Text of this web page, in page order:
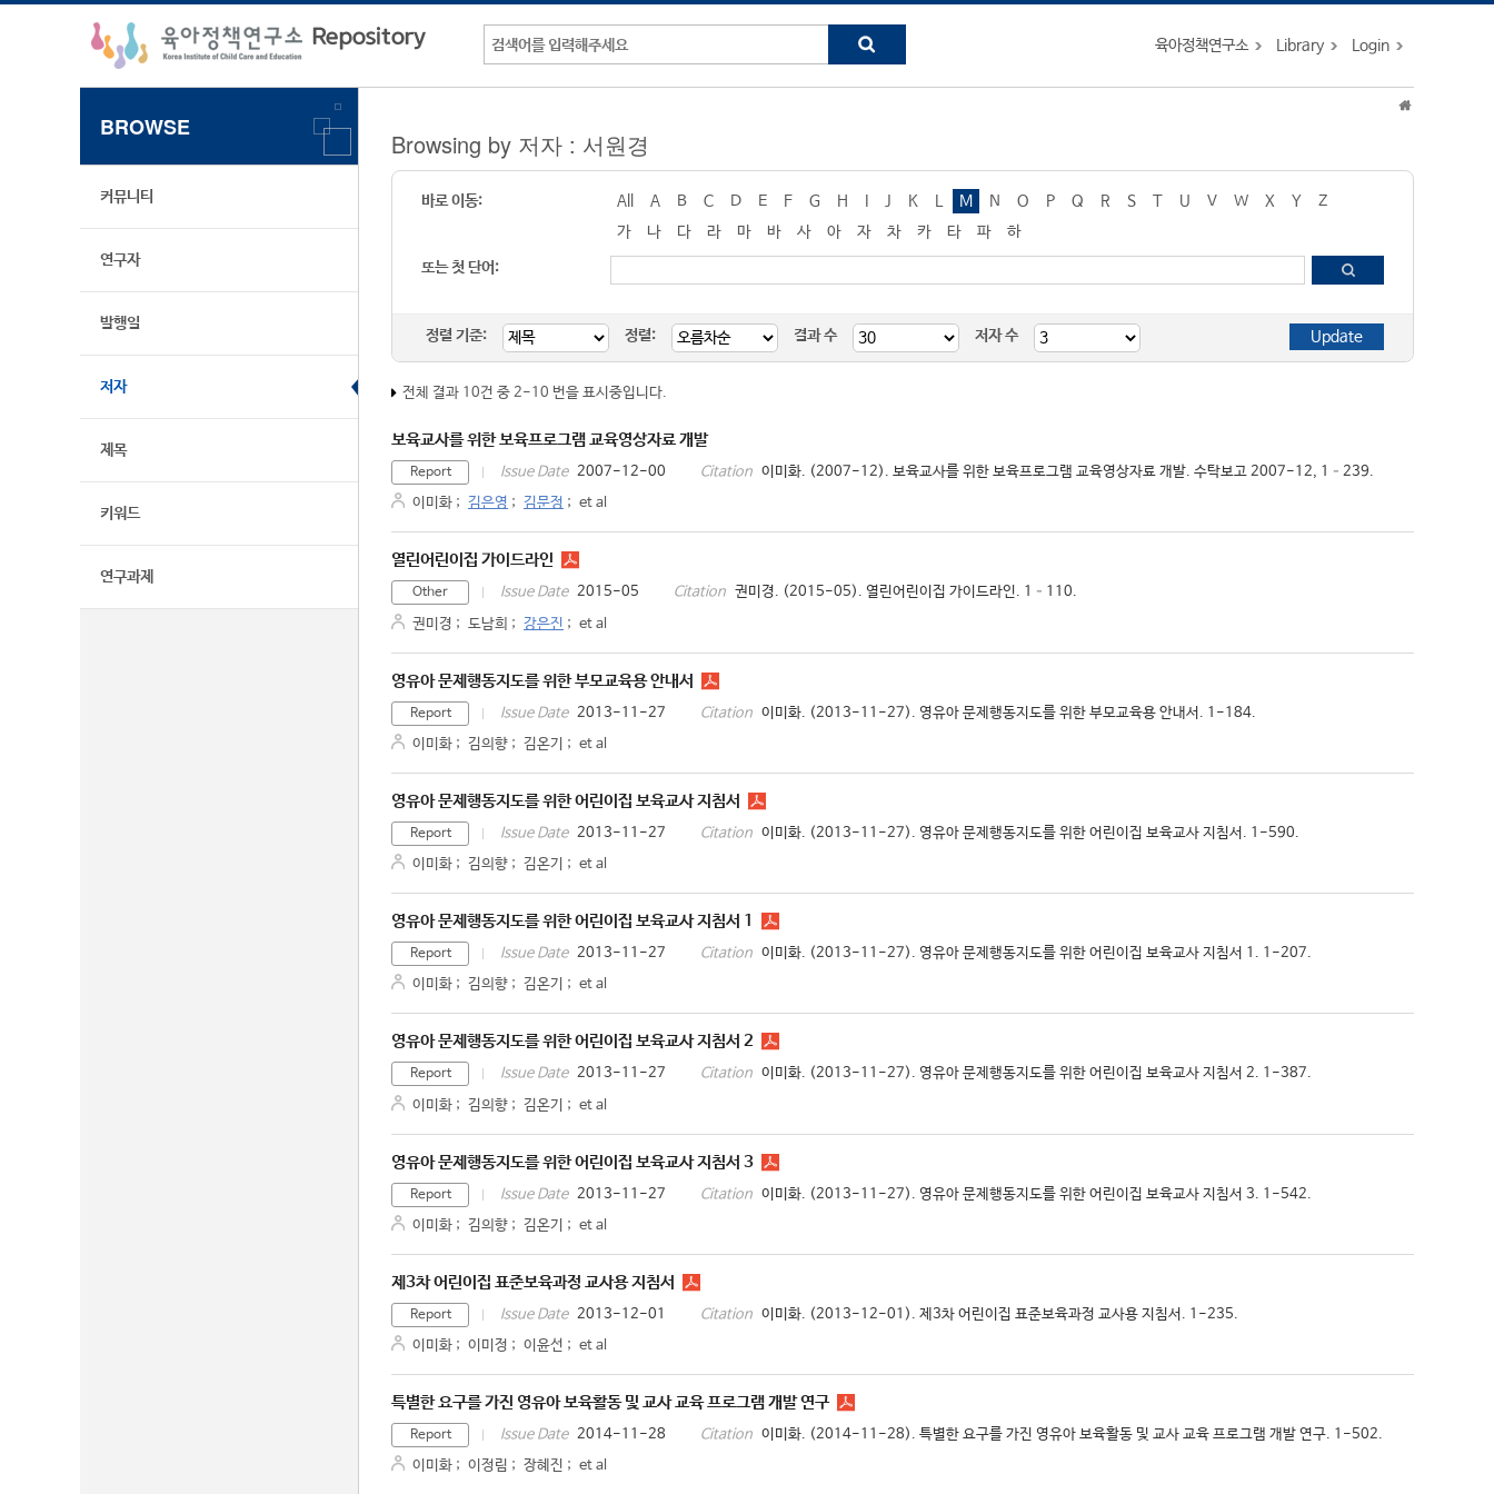
육아정책연구소 Library Login
BROWSE
커뮤니티
연구자
발행일
저자
제목
키워드
연구과제
Browsing by 저자 : 서원경
바로 이동: All A B C D E F G H J K M N O P Q R S T U V W X Y
Z
가
나 다 라 마 바 사 아 자 차 카 타 파
하
또는 첫 단어:
정렬 기준: 정렬: 결과 수 저자 수
전체 결과 10건 중 2-10 번을 표시중입니다.
보육교사를 위한 보육프로그램 교육영상자료 개발
Report Issue Date 2007-12-00 Citation 이미화. (2007-12). 보육교사를 위한 보육프로그램 교육영상자료 개발. 수탁보고 2007-12, 1–239.
이미화 ; 김은영 ; 김문정 ; et al
열린어린이집 가이드라인
Other Issue Date 2015-05 Citation 권미경. (2015-05). 열린어린이집 가이드라인. 1–110.
권미경 ; 도남희 ; 강은진 ; et al
영유아 문제행동지도를 위한 부모교육용 안내서
Report Issue Date 2013-11-27 Citation 이미화. (2013-11-27). 영유아 문제행동지도를 위한 부모교육용 안내서. 1-184.
이미화 ; 김의향 ; 김온기 ; et al
영유아 문제행동지도를 위한 어린이집 보육교사 지침서
Report Issue Date 2013-11-27 Citation 이미화. (2013-11-27). 영유아 문제행동지도를 위한 어린이집 보육교사 지침서. 1-590.
이미화 ; 김의향 ; 김온기 ; et al
영유아 문제행동지도를 위한 어린이집 보육교사 지침서 1
Report Issue Date 2013-11-27 Citation 이미화. (2013-11-27). 영유아 문제행동지도를 위한 어린이집 보육교사 지침서 1. 1-207.
이미화 ; 김의향 ; 김온기 ; et al
영유아 문제행동지도를 위한 어린이집 보육교사 지침서 2
Report Issue Date 2013-11-27 Citation 이미화. (2013-11-27). 영유아 문제행동지도를 위한 어린이집 보육교사 지침서 2. 1-387.
이미화 ; 김의향 ; 김온기 ; et al
영유아 문제행동지도를 위한 어린이집 보육교사 지침서 3
Report Issue Date 2013-11-27 Citation 이미화. (2013-11-27). 영유아 문제행동지도를 위한 어린이집 보육교사 지침서 3. 1-542.
이미화 ; 김의향 ; 김온기 ; et al
제3차 어린이집 표준보육과정 교사용 지침서
Report Issue Date 2013-12-01 Citation 이미화. (2013-12-01). 제3차 어린이집 표준보육과정 교사용 지침서. 1-235.
이미화 ; 이미정 ; 이윤선 ; et al
특별한 요구를 가진 영유아 보육활동 및 교사 교육 프로그램 개발 연구
Report Issue Date 2014-11-28 Citation 이미화. (2014-11-28). 특별한 요구를 가진 영유아 보육활동 및 교사 교육 프로그램 개발 연구. 1-502.
이미화 ; 이정림 ; 장혜진 ; et al